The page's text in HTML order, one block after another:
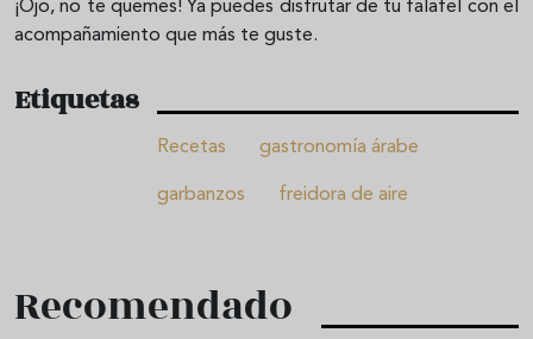
¡Ojo, no te quemes! Ya puedes disfrutar de tu falafel con el
acompañamiento que más te guste.
Etiquetas
Recetas gastronomía árabe
garbanzos freidora de aire
Recomendado